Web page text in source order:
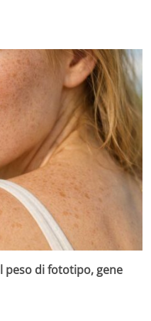
peso di fototipo, gene